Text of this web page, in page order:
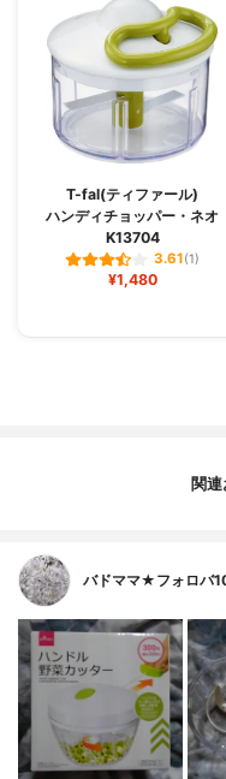
T-fal(ティファール)
ハンディチョッパー・ネオ
K13704
3.61(1)
¥1,480
関
バドママ★フォロバ